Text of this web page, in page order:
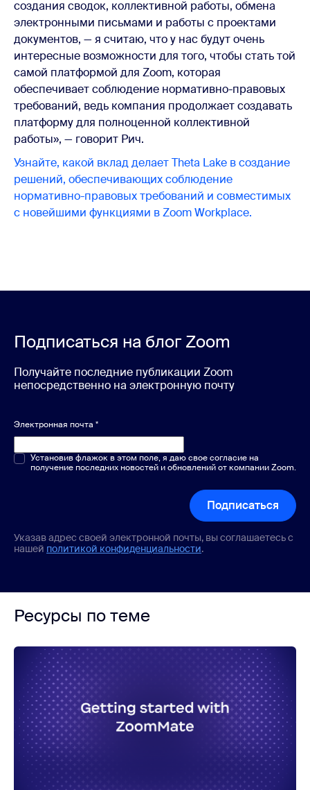
создания сводок, коллективной работы, обмена
электронными письмами и работы с проектами
документов, — я считаю, что у нас будут очень
интересные возможности для того, чтобы стать той
самой платформой для Zoom, которая
обеспечивает соблюдение нормативно-правовых
требований, ведь компания продолжает создавать
платформу для полноценной коллективной
работы», — говорит Рич.
Узнайте, какой вклад делает Theta Lake в создание
решений, обеспечивающих соблюдение
нормативно-правовых требований и совместимых
с новейшими функциями в Zoom Workplace.
Подписаться на блог Zoom
Получайте последние публикации Zoom
непосредственно на электронную почту
Электронная почта *
Один или несколько вариантов*
Установив флажок в этом поле, я даю свое согласие на
получение последних новостей и обновлений от компании Zoom.
Подписаться
Указав адрес своей электронной почты, вы соглашаетесь с
нашей политикой конфиденциальности.
Ресурсы по теме